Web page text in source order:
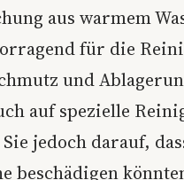
aus warmem
für die
und
auf spezielle
jedoch darauf,
beschädigen